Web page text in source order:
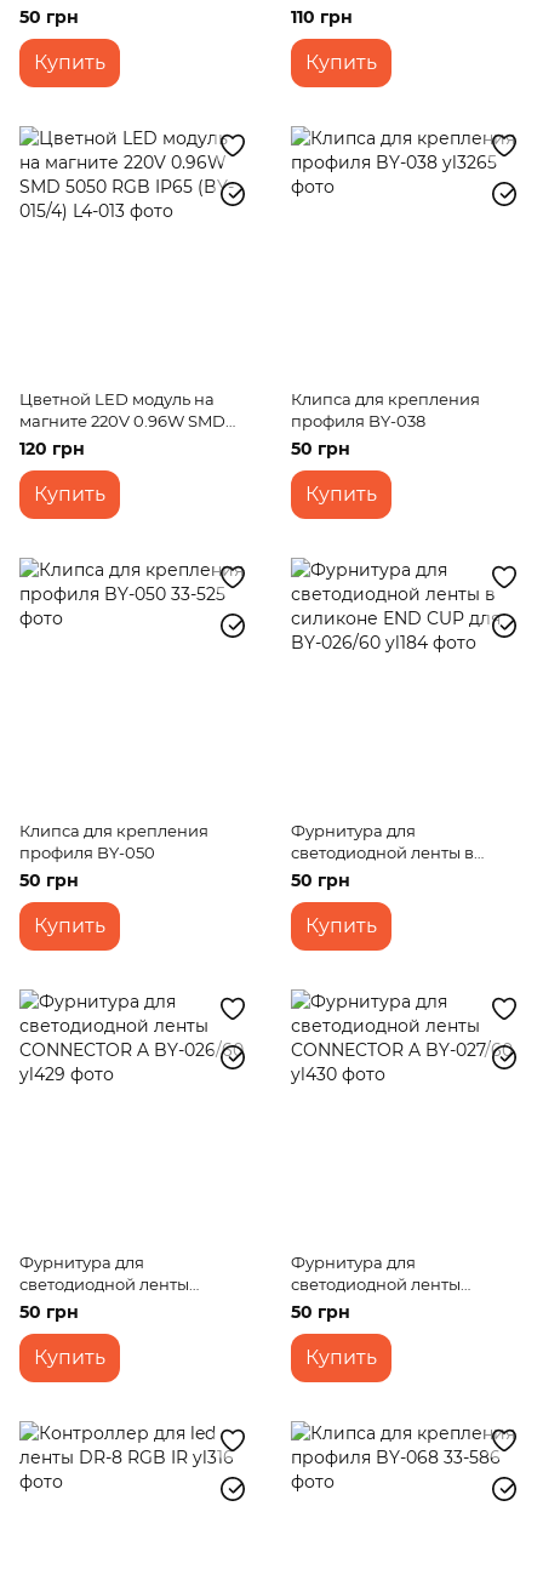
50 грн
Купить
014/3)
110 грн
Купить
Цветной LED модуль на
магните 220V 0.96W SMD
5050 RGB IP65 (BY-015/4)
120 грн
Купить
Клипса для крепления
профиля BY-038
50 грн
Купить
Клипса для крепления
профиля BY-050
50 грн
Купить
Фурнитура для
светодиодной ленты в
силиконе END CUP для BY-
026/60
50 грн
Купить
Фурнитура для
светодиодной ленты
CONNECTOR A BY-026/60
50 грн
Купить
Фурнитура для
светодиодной ленты
CONNECTOR A BY-027/60
50 грн
Купить